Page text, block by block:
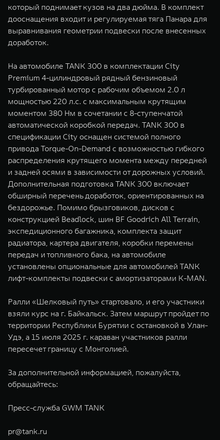
который поднимает кузов на два дюйма. В комплект
дооснащения входит и регулируемая тяга Панара для
выравнивания геометрии подвески после внесенных
доработок.
На автомобиле TANK 300 в комплектации City
Premium 4-цилиндровый рядный бензиновый
турбированный мотор с рабочим объемом 2.0 л
мощностью 220 л.с. с максимальным крутящим
моментом 380 Нм в сочетании с 8-ступенчатой
автоматической коробкой передач. TANK 300 в
спецификации City оснащен системой полного
привода Torque-On-Demand с возможностью гибкого
распределения крутящего момента между передней
и задней осями в зависимости от дорожных условий.
Дополнительная подготовка TANK 300 включает
обширный перечень доработок, ориентированных на
бездорожье. Помимо брызговиков, дисков с
конструкцией Beadlock, шин BF Goodrich All Terrain,
экспедиционного багажника, комплекта защит
радиатора, картера двигателя, коробки перемены
передач и топливного бака, на автомобиле
установлены опциональные для автомобилей TANK
лифт-комплекты подвески с амортизаторами K-MAN.
Ралли «Шелковый путь» стартовало, и его участники
взяли курс на г. Байкальск. Затем маршрут пройдет по
территории Республики Бурятии с остановкой в Улан-
Удэ, а 15 июля 2025 г. караван участников ралли
пересечет границу с Монголией.
За дополнительной информацией, пожалуйста,
обращайтесь:
Пресс-служба GWM TANK
pr@tank.ru